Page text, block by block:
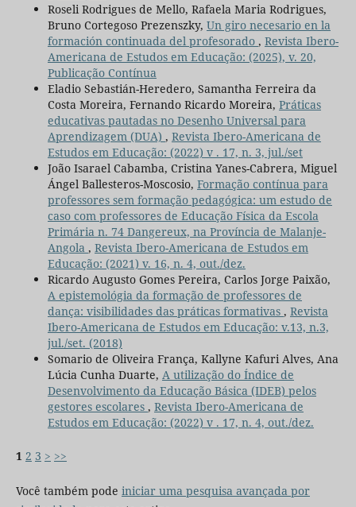
Roseli Rodrigues de Mello, Rafaela Maria Rodrigues,
Bruno Cortegoso Prezenszky, Un giro necesario en la
formación continuada del profesorado , Revista Ibero-
Americana de Estudos em Educação: (2025), v. 20,
Publicação Contínua
Eladio Sebastián-Heredero, Samantha Ferreira da
Costa Moreira, Fernando Ricardo Moreira, Práticas
educativas pautadas no Desenho Universal para
Aprendizagem (DUA) , Revista Ibero-Americana de
Estudos em Educação: (2022) v . 17, n. 3, jul./set
João Isarael Cabamba, Cristina Yanes-Cabrera, Miguel
Ángel Ballesteros-Moscosio, Formação contínua para
professores sem formação pedagógica: um estudo de
caso com professores de Educação Física da Escola
Primária n. 74 Dangereux, na Província de Malanje-
Angola , Revista Ibero-Americana de Estudos em
Educação: (2021) v. 16, n. 4, out./dez.
Ricardo Augusto Gomes Pereira, Carlos Jorge Paixão,
A epistemológia da formação de professores de
dança: visibilidades das práticas formativas , Revista
Ibero-Americana de Estudos em Educação: v.13, n.3,
jul./set. (2018)
Somario de Oliveira França, Kallyne Kafuri Alves, Ana
Lúcia Cunha Duarte, A utilização do Índice de
Desenvolvimento da Educação Básica (IDEB) pelos
gestores escolares , Revista Ibero-Americana de
Estudos em Educação: (2022) v . 17, n. 4, out./dez.
1 2 3 > >>
Você também pode iniciar uma pesquisa avançada por